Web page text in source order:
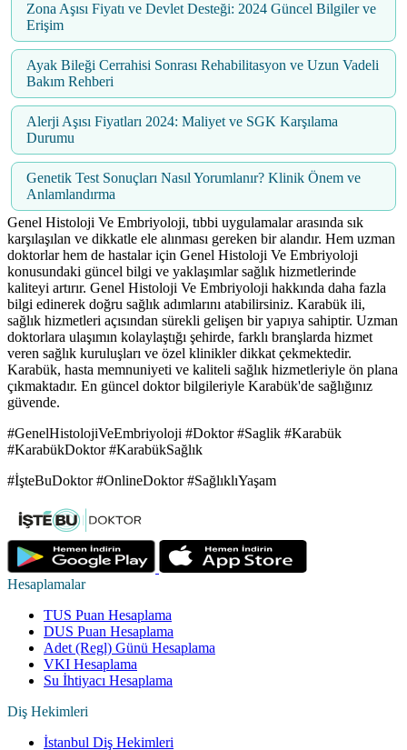
Zona Aşısı Fiyatı ve Devlet Desteği: 2024 Güncel Bilgiler ve
Erişim
Ayak Bileği Cerrahisi Sonrası Rehabilitasyon ve Uzun Vadeli
Bakım Rehberi
Alerji Aşısı Fiyatları 2024: Maliyet ve SGK Karşılama
Durumu
Genetik Test Sonuçları Nasıl Yorumlanır? Klinik Önem ve
Anlamlandırma
Genel Histoloji Ve Embriyoloji, tıbbi uygulamalar arasında sık
karşılaşılan ve dikkatle ele alınması gereken bir alandır. Hem uzman
doktorlar hem de hastalar için Genel Histoloji Ve Embriyoloji
konusundaki güncel bilgi ve yaklaşımlar sağlık hizmetlerinde
kaliteyi artırır. Genel Histoloji Ve Embriyoloji hakkında daha fazla
bilgi edinerek doğru sağlık adımlarını atabilirsiniz. Karabük ili,
sağlık hizmetleri açısından sürekli gelişen bir yapıya sahiptir. Uzman
doktorlara ulaşımın kolaylaştığı şehirde, farklı branşlarda hizmet
veren sağlık kuruluşları ve özel klinikler dikkat çekmektedir.
Karabük, hasta memnuniyeti ve kaliteli sağlık hizmetleriyle ön plana
çıkmaktadır. En güncel doktor bilgileriyle Karabük'de sağlığınız
güvende.
#GenelHistolojiVeEmbriyoloji #Doktor #Saglik #Karabük
#KarabükDoktor #KarabükSağlık
#İşteBuDoktor #OnlineDoktor #SağlıklıYaşam
Hesaplamalar
TUS Puan Hesaplama
DUS Puan Hesaplama
Adet (Regl) Günü Hesaplama
VKI Hesaplama
Su İhtiyacı Hesaplama
Diş Hekimleri
İstanbul Diş Hekimleri